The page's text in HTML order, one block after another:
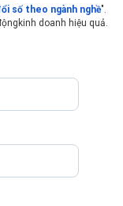
số theo ngành nghề".
kinh doanh hiệu quả.